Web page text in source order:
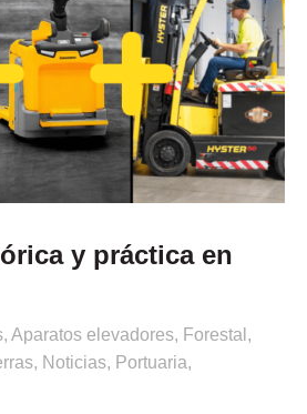
y práctica en
, Aparatos elevadores, Forestal ,
, Noticias, Portuaria,